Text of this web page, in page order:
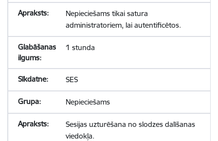
Nepieciešams tikai satura
administratoriem, lai autentificētos.
1 stunda
SES
Nepieciešams
Sesijas uzturēšana no slodzes dalīšanas
viedokļa.